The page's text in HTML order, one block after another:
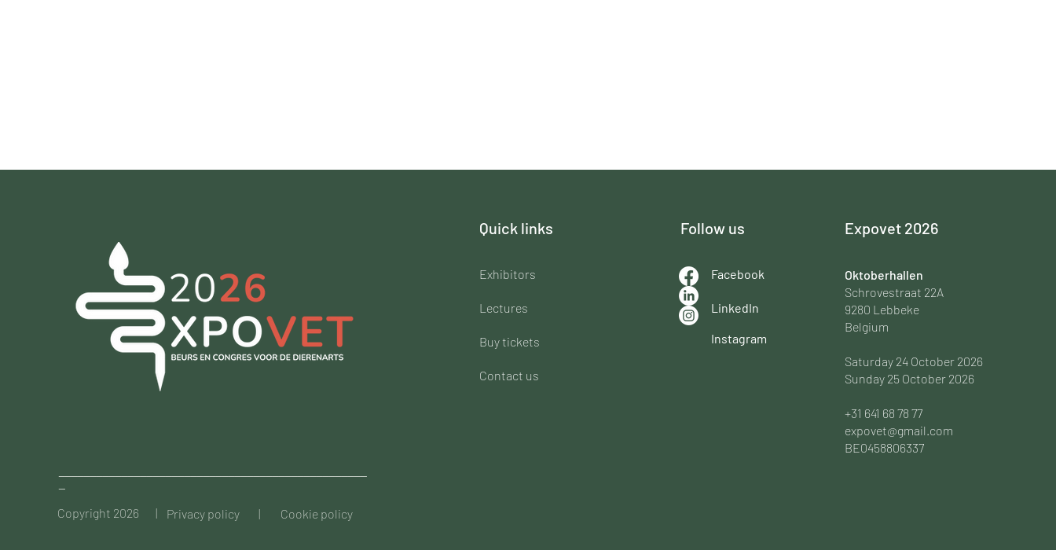
Copyright 2026 | Cookie policy
Privacy policy |
Quick links
Exhibitors
Lectures
Buy tickets
Contact us
Follow us
Facebook
LinkedIn
Instagram
Expovet 2026
Oktoberhallen
Schrovestraat 22A
9280 Lebbeke
Belgium
Saturday 24 October 2026
Sunday 25 October 2026
+31 641 68 78 77
expovet@gmail.com
BE0458806337